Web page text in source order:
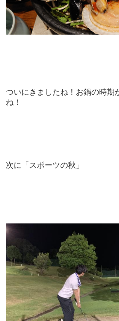
ついにきましたね！お鍋の時期
ね！
次に「スポーツの秋」